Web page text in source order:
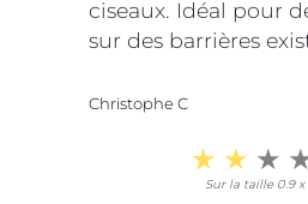
ciseaux. Idéal pour
sur des barrières
Christophe C
Sur la taille 0.9